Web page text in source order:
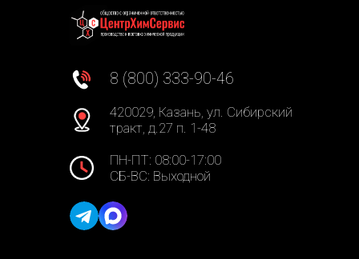
8 (800) 333-90-46
420029, Казань, ул. Сибирский
тракт, д.27 п. 1-48
ПН-ПТ: 08:00-17:00
СБ-ВС: Выходной